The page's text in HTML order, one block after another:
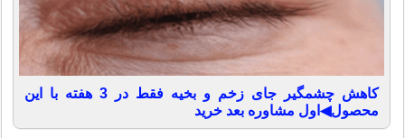
کاهش چشمگیر جای زخم و بخیه فقط در 3 هفته با این
محصول◀اول مشاوره بعد خرید